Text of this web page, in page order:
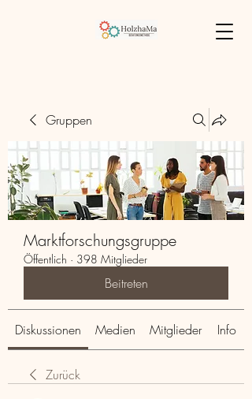
Gruppen
Marktforschungsgruppe
Öffentlich · 398 Mitglieder
Beitreten
Diskussionen Medien Mitglieder Info
Zurück